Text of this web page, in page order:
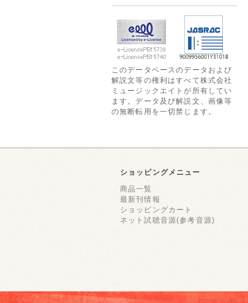
このデータベースのデータおよび
解説文等の権利はすべて株式会社
ミュージックエイトが所有してい
ます。データ及び解説文、画像等
の無断転用を一切禁じます。
ショッピングメニュー
商品一覧
最新刊情報
ショッピングカート
ネット試聴音源(参考音源)